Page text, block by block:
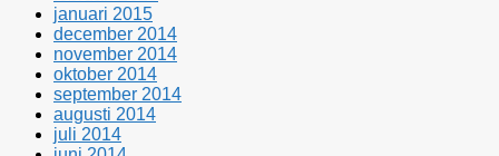
januari 2015
december 2014
november 2014
oktober 2014
september 2014
augusti 2014
juli 2014